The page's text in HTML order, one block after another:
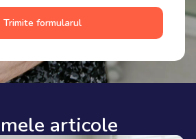
Trimite formularul
articole